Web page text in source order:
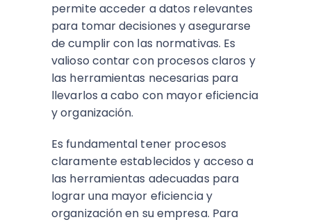
permite acceder a datos relevantes
para tomar decisiones y asegurarse
de cumplir con las normativas. Es
valioso contar con procesos claros y
las herramientas necesarias para
llevarlos a cabo con mayor eficiencia
y organización.
Es fundamental tener procesos
claramente establecidos y acceso a
las herramientas adecuadas para
lograr una mayor eficiencia y
organización en su empresa. Para